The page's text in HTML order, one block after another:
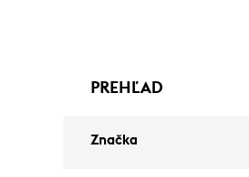
PREHĽAD
Značka